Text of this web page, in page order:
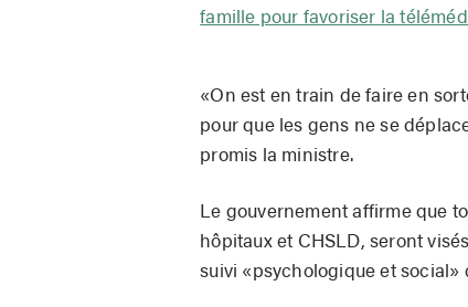
famille pour favoriser la
«On est en train de faire en
pour que les gens ne se
promis la ministre.
Le gouvernement affirme que
hôpitaux et CHSLD, seront
suivi «psychologique et social»